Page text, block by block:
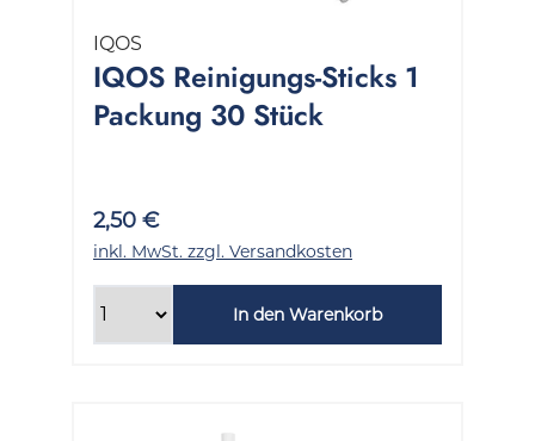
IQOS
IQOS Reinigungs-Sticks 1
Packung 30 Stück
2,50 €
inkl. MwSt. zzgl. Versandkosten
In den Warenkorb